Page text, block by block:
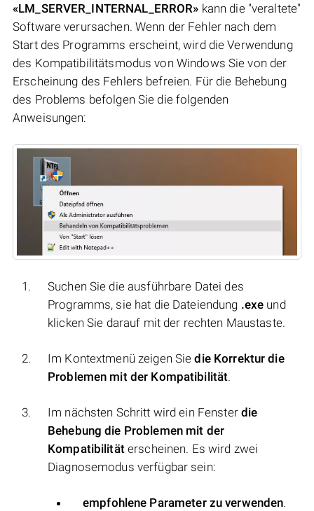
«LM_SERVER_INTERNAL_ERROR» kann die "veraltete"
Software verursachen. Wenn der Fehler nach dem
Start des Programms erscheint, wird die Verwendung
des Kompatibilitätsmodus von Windows Sie von der
Erscheinung des Fehlers befreien. Für die Behebung
des Problems befolgen Sie die folgenden
Anweisungen:
Suchen Sie die ausführbare Datei des
Programms, sie hat die Dateiendung .exe und
klicken Sie darauf mit der rechten Maustaste.
Im Kontextmenü zeigen Siedie Korrektur die
Problemen mit der Kompatibilität.
Im nächsten Schritt wird ein Fenster die
Behebung die Problemen mit der
Kompatibilitäterscheinen. Es wird zwei
Diagnosemodus verfügbar sein:
empfohlene Parameter zu verwenden.